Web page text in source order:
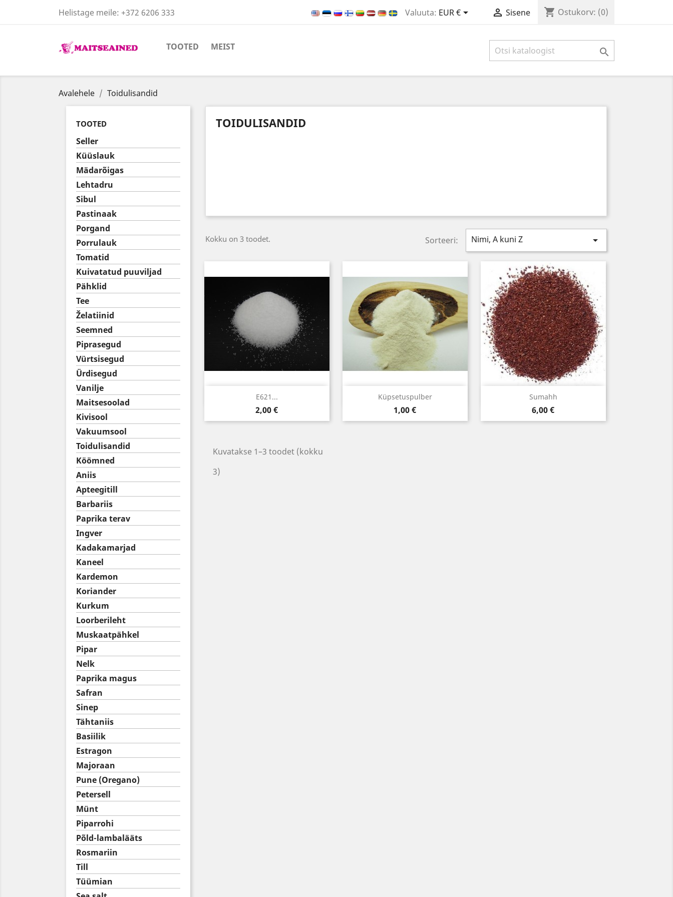
Helistage meile: +372 6206 333 Valuuta: EUR €  Sisene shopping_cart Ostukorv: (0)
TOOTED MEIST 
Avalehele Toidulisandid
TOOTED
Seller
Küüslauk
Mädarõigas
Lehtadru
Sibul
Pastinaak
Porgand
Porrulauk
Tomatid
Kuivatatud puuviljad
Pähklid
Tee
Želatiinid
Seemned
Piprasegud
Vürtsisegud
Ürdisegud
Vanilje
Maitsesoolad
Kivisool
Vakuumsool
Toidulisandid
Köömned
Aniis
Apteegitill
Barbariis
Paprika terav
Ingver
Kadakamarjad
Kaneel
Kardemon
Koriander
Kurkum
Loorberileht
Muskaatpähkel
Pipar
Nelk
Paprika magus
Safran
Sinep
Tähtaniis
Basiilik
Estragon
Majoraan
Pune (Oregano)
Petersell
Münt
Piparrohi
Põld-lambalääts
Rosmariin
Till
Tüümian
TOIDULISANDID
Kokku on 3 toodet. Sorteeri: Nimi, A kuni Z 
E621...
Hind
2,00 €
Kiirvaade Küpsetuspulber
Hind
1,00 €
Kiirvaade Sumahh
Hind
6,00 €
Kiirvaade
Kuvatakse 1–3 toodet (kokku
3)